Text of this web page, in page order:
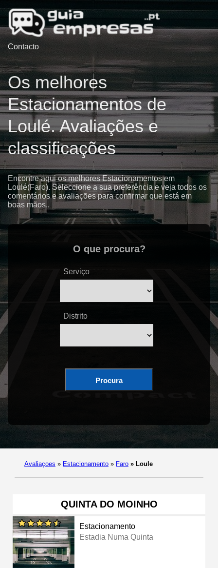
Contacto
Os melhores
Estacionamentos de
Loulé. Avaliações e
classificações
Encontre aqui os melhores Estacionamentos em
Loulé(Faro). Seleccione a sua preferência e veja todos os
comentários e avaliações para confirmar que está em
boas mãos..
O que procura?
Serviço
Distrito
Procura
Avaliaçoes » Estacionamento » Faro » Loule
QUINTA DO MOINHO
Estacionamento
Estadia Numa Quinta